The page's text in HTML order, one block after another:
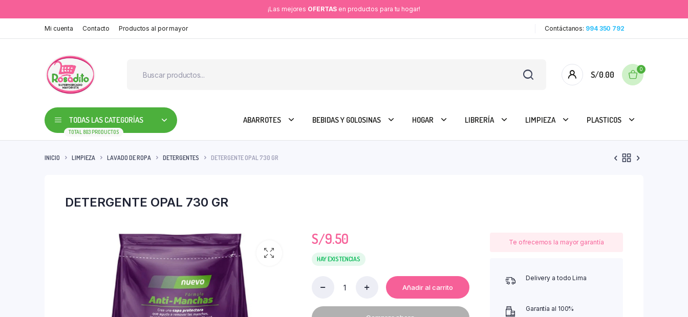
¡Las mejores OFERTAS en productos para tu hogar!
Mi cuenta Contacto Productos al por mayor Contáctanos: 994 350 792
S/0.00
0
TODAS LAS CATEGORÍAS
TOTAL 803 PRODUCTOS
ABARROTES BEBIDAS Y GOLOSINAS HOGAR LIBRERÍA LIMPIEZA PLASTICOS
INICIO LIMPIEZA LAVADO DE ROPA DETERGENTES DETERGENTE OPAL 730 GR
DETERGENTE OPAL 730 GR
S/9.50
HAY EXISTENCIAS
DETERGENTE
730
Añadir al carrito
Te ofrecemos la mayor garantía
Delivery a todo Lima
Garantía al 100%